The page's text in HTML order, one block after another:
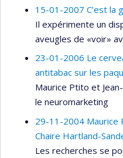
15-01-2007 C’est la
Il expérimente un
aveugles de «voir»
23-01-2006 Le
antitabac sur les
Maurice Ptito et
le neuromarketing
29-11-2004 Maurice
Chaire Hartland-
Les recherches se